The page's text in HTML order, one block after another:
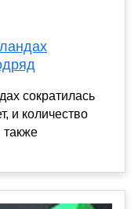
сократилась
и количество
также